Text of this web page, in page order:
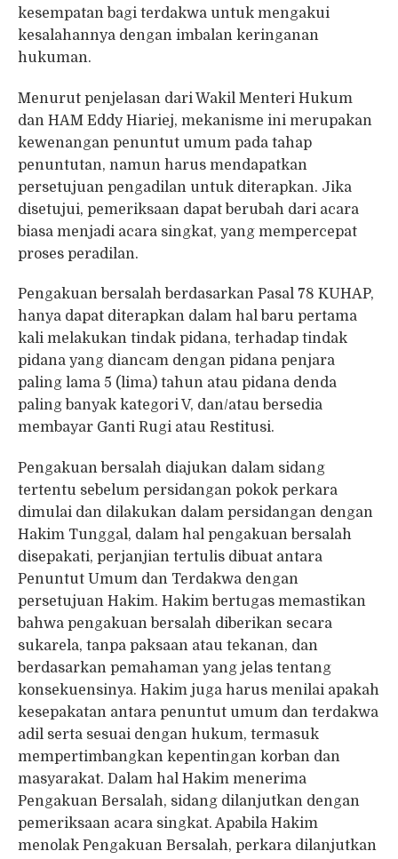
kesempatan bagi terdakwa untuk mengakui
kesalahannya dengan imbalan keringanan
hukuman.
Menurut penjelasan dari Wakil Menteri Hukum
dan HAM Eddy Hiariej, mekanisme ini merupakan
kewenangan penuntut umum pada tahap
penuntutan, namun harus mendapatkan
persetujuan pengadilan untuk diterapkan. Jika
disetujui, pemeriksaan dapat berubah dari acara
biasa menjadi acara singkat, yang mempercepat
proses peradilan.
Pengakuan bersalah berdasarkan Pasal 78 KUHAP,
hanya dapat diterapkan dalam hal baru pertama
kali melakukan tindak pidana, terhadap tindak
pidana yang diancam dengan pidana penjara
paling lama 5 (lima) tahun atau pidana denda
paling banyak kategori V, dan/atau bersedia
membayar Ganti Rugi atau Restitusi.
​Pengakuan bersalah diajukan dalam sidang
tertentu sebelum persidangan pokok perkara
dimulai dan dilakukan dalam persidangan dengan
Hakim Tunggal, dalam hal pengakuan bersalah
disepakati, perjanjian tertulis dibuat antara
Penuntut Umum dan Terdakwa dengan
persetujuan Hakim. Hakim bertugas memastikan
bahwa pengakuan bersalah diberikan secara
sukarela, tanpa paksaan atau tekanan, dan
berdasarkan pemahaman yang jelas tentang
konsekuensinya. Hakim juga harus menilai apakah
kesepakatan antara penuntut umum dan terdakwa
adil serta sesuai dengan hukum, termasuk
mempertimbangkan kepentingan korban dan
masyarakat. Dalam hal Hakim menerima
Pengakuan Bersalah, sidang dilanjutkan dengan
pemeriksaan acara singkat. Apabila Hakim
menolak Pengakuan Bersalah, perkara dilanjutkan